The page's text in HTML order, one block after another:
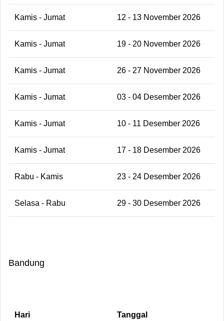
Kamis - Jumat 12 - 13 November 2026
Kamis - Jumat 19 - 20 November 2026
Kamis - Jumat 26 - 27 November 2026
Kamis - Jumat 03 - 04 Desember 2026
Kamis - Jumat 10 - 11 Desember 2026
Kamis - Jumat 17 - 18 Desember 2026
Rabu - Kamis 23 - 24 Desember 2026
Selasa - Rabu 29 - 30 Desember 2026
Bandung
Hari Tanggal